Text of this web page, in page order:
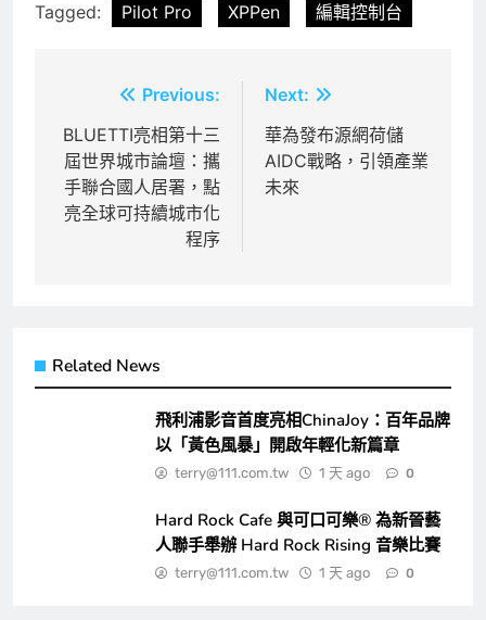
Tagged: Pilot Pro XPPen 編輯控制台
章
導
覽
Previous:
BLUETTI亮相第十三
屆世界城市論壇：攜
手聯合國人居署，點
亮全球可持續城市化
程序
Next:
華為發布源網荷儲
AIDC戰略，引領產業
未來
Related News
飛利浦影音首度亮相ChinaJoy：百年品牌
以「黃色風暴」開啟年輕化新篇章
terry@111.com.tw 1 天 ago 0
Hard Rock Cafe 與可口可樂® 為新晉藝
人聯手舉辦 Hard Rock Rising 音樂比賽
terry@111.com.tw 1 天 ago 0